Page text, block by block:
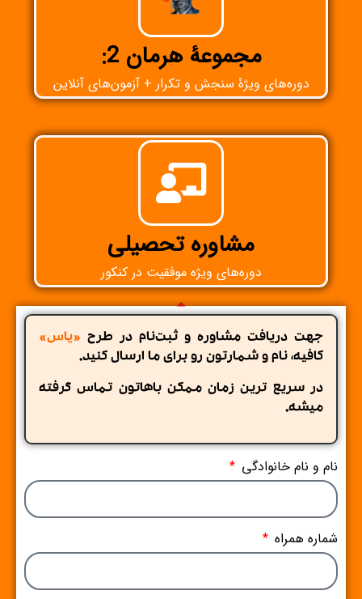
مجموعۀ هرمان 2:
دوره‌های ويژۀ سنجش و تكرار + آزمون‌های آنلاين
مشاوره تحصیلی
دوره‌های ویژه موفقیت در کنکور
جهت دریافت مشاوره و ثبت‌نام در طرح «یاس»
کافیه، نام و شمارتون رو برای ما ارسال کنید.
در سریع ترین زمان ممکن باهاتون تماس گرفته
میشه..
نام و نام خانوادگی
شماره همراه